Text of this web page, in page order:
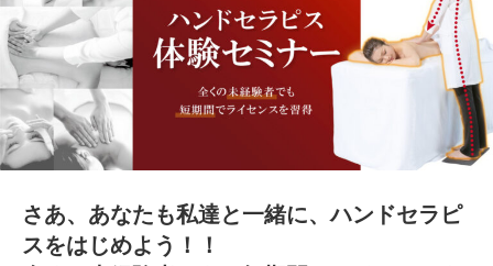
さあ、あなたも私達と一緒に、ハンドセラピ
スをはじめよう！！